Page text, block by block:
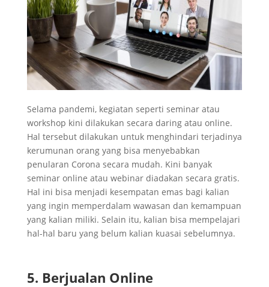
Selama pandemi, kegiatan seperti seminar atau
workshop kini dilakukan secara daring atau online.
Hal tersebut dilakukan untuk menghindari terjadinya
kerumunan orang yang bisa menyebabkan
penularan Corona secara mudah. Kini banyak
seminar online atau webinar diadakan secara gratis.
Hal ini bisa menjadi kesempatan emas bagi kalian
yang ingin memperdalam wawasan dan kemampuan
yang kalian miliki. Selain itu, kalian bisa mempelajari
hal-hal baru yang belum kalian kuasai sebelumnya.
5. Berjualan Online